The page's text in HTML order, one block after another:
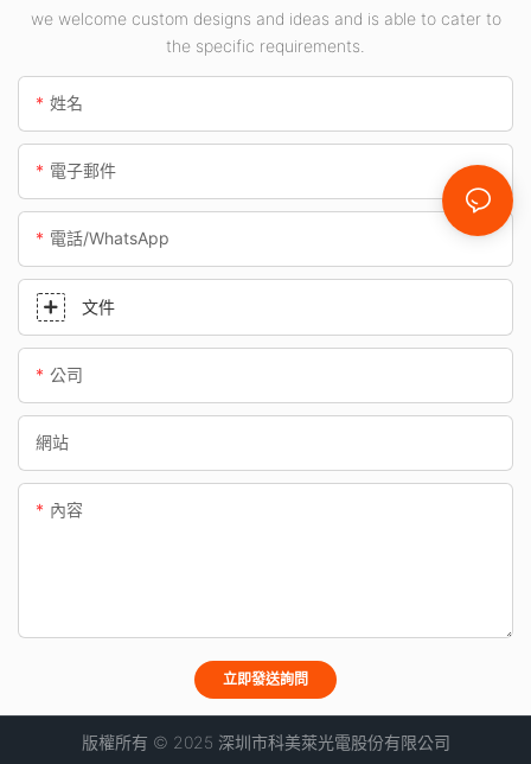
we welcome custom designs and ideas and is able to cater to
the specific requirements.
姓名
電子郵件
電話/WhatsApp
文件
公司
網站
內容
立即發送詢問
版權所有 © 2025 深圳市科美萊光電股份有限公司